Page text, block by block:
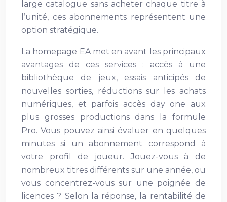
large catalogue sans acheter chaque titre à
l’unité, ces abonnements représentent une
option stratégique.
La homepage EA met en avant les principaux
avantages de ces services : accès à une
bibliothèque de jeux, essais anticipés de
nouvelles sorties, réductions sur les achats
numériques, et parfois accès day one aux
plus grosses productions dans la formule
Pro. Vous pouvez ainsi évaluer en quelques
minutes si un abonnement correspond à
votre profil de joueur. Jouez-vous à de
nombreux titres différents sur une année, ou
vous concentrez-vous sur une poignée de
licences ? Selon la réponse, la rentabilité de